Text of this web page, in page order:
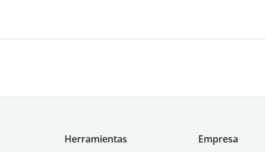
Herramientas
Empresa